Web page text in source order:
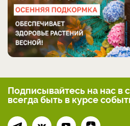
Подписывайтесь на нас в
всегдабыть в курсе